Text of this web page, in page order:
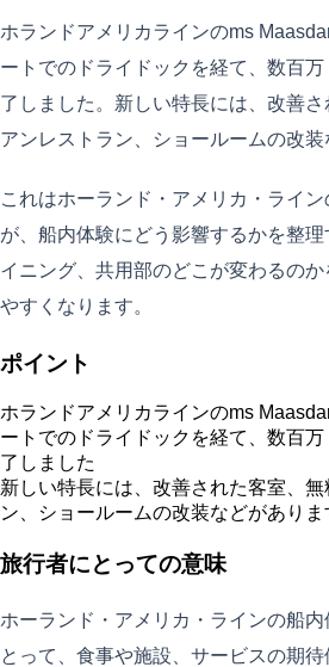
ホランドアメリカラインのms
ートでのドライドックを経て、数百
了しました。新しい特長には、改善
アンレストラン、ショールームの改装
これはホーランド・アメリカ・ライ
が、船内体験にどう影響するかを整
イニング、共用部のどこが変わるの
やすくなります。
ポイント
ホランドアメリカラインのms
ートでのドライドックを経て、数百
了しました
新しい特長には、改善された客室、
ン、ショールームの改装などがありま
旅行者にとっての意味
ホーランド・アメリカ・ラインの船
とって、食事や施設、サービスの期